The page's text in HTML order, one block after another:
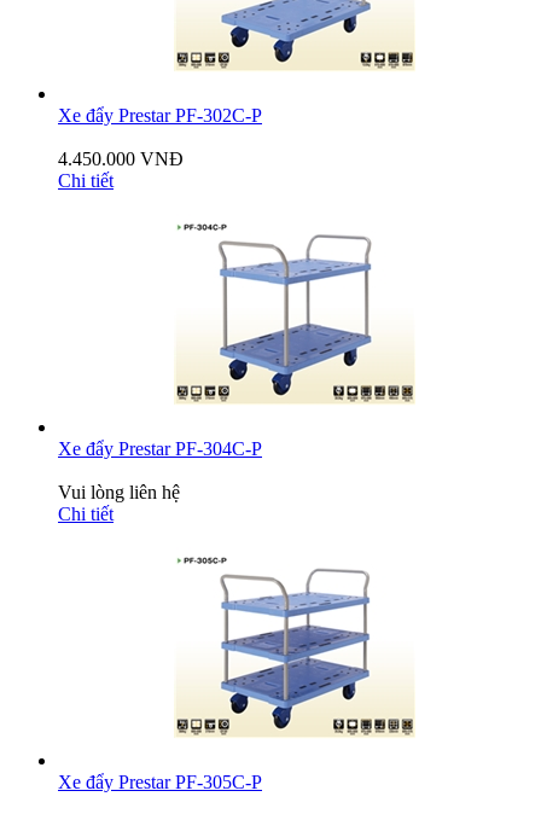
Xe đẩy Prestar PF-302C-P
4.450.000 VNĐ
Chi tiết
Xe đẩy Prestar PF-304C-P
Vui lòng liên hệ
Chi tiết
Xe đẩy Prestar PF-305C-P